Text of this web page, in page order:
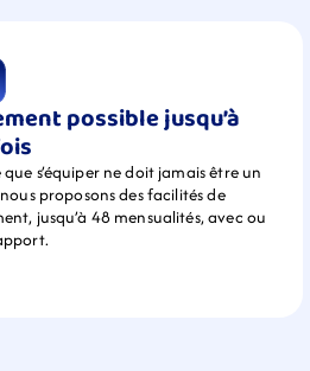
possible jusqu’à
que s’équiper ne doit jamais être un
proposons des facilités de
jusqu’à 48 mensualités, avec ou